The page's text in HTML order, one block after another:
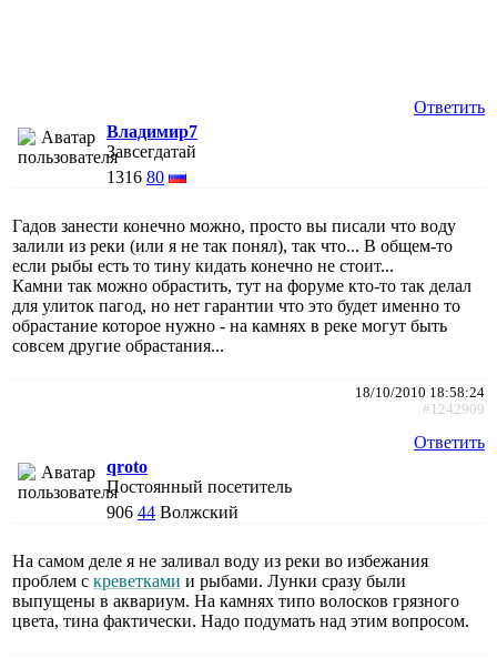
Ответить
Владимир7
Завсегдатай
1316 80
Гадов занести конечно можно, просто вы писали что воду
залили из реки (или я не так понял), так что... В общем-то
если рыбы есть то тину кидать конечно не стоит...
Камни так можно обрастить, тут на форуме кто-то так делал
для улиток пагод, но нет гарантии что это будет именно то
обрастание которое нужно - на камнях в реке могут быть
совсем другие обрастания...
18/10/2010 18:58:24
#1242909
Ответить
qroto
Постоянный посетитель
906 44 Волжский
На самом деле я не заливал воду из реки во избежания
проблем с креветками и рыбами. Лунки сразу были
выпущены в аквариум. На камнях типо волосков грязного
цвета, тина фактически. Надо подумать над этим вопросом.